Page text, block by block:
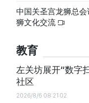
中国关圣宫龙狮总
狮文化交流
教育
左关坊展开“数字
社区
2026/8/6 08:21:02